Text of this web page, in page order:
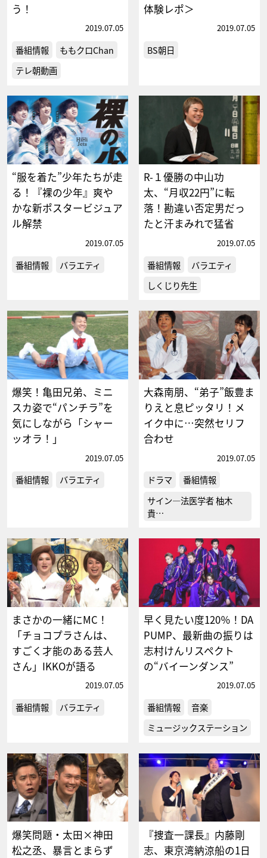
う！
2019.07.05
番組情報
ももクロChan
テレ朝動画
体験レポ＞
2019.07.05
BS朝日
“服を着た”少年たちが走
る！『裸の少年』爽や
かな新ポスタービジュア
ル解禁
2019.07.05
番組情報 バラエティ
R-１優勝の中山功
太、“月収22円”に転
落！勘違い否定男だっ
たと汗まみれで猛省
2019.07.05
番組情報
バラエティ
しくじり先生
爆笑！亀田兄弟、ミニ
スカ姿で“パンチラ”を
気にしながら「シャー
ッオラ！」
2019.07.05
番組情報 バラエティ
大森南朋、“弟子”飯豊ま
りえと息ピッタリ！メ
イク中に…突然セリフ
合わせ
2019.07.05
ドラマ
番組情報
サイン―法医学者 柚木
貴…
まさかの一緒にMC！
「チョコプラさんは、
すごく才能のある芸人
さん」IKKOが語る
2019.07.05
番組情報 バラエティ
早く見たい度120％！DA
PUMP、最新曲の振りは
志村けんリスペクト
の“バイーンダンス”
2019.07.05
番組情報
音楽
ミュージックステーション
爆笑問題・太田×神田
松之丞、暴言とまらず
『捜査一課長』内藤剛
志、東京湾納涼船の1日